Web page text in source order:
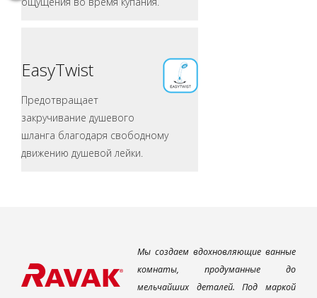
EasyTwist
Предотвращает
закручивание душевого
шланга благодаря свободному
движению душевой лейки.
Мы создаем вдохновляющие ванные
комнаты, продуманные до
мельчайших деталей. Под маркой